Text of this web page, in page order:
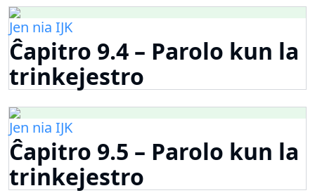
Jen nia IJK
Ĉapitro 9.4 – Parolo kun la
trinkejestro
Jen nia IJK
Ĉapitro 9.5 – Parolo kun la
trinkejestro